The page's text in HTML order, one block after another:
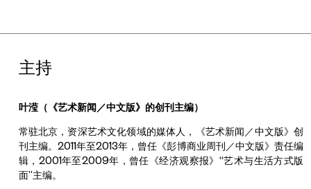
主持
叶滢（《艺术新闻／中文版》的创刊主编）
常驻北京，资深艺术文化领域的媒体人，《艺术新闻／中文版》创
刊主编。2011年至2013年，曾任《彭博商业周刊／中文版》责任编
辑，2001年至2009年，曾任《经济观察报》“艺术与生活方式版
面”主编。